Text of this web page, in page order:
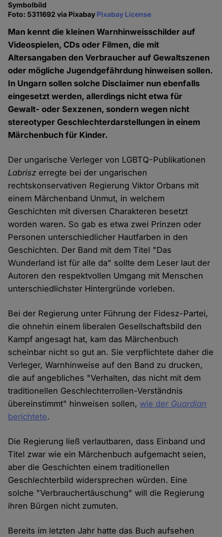
Symbolbild
Foto: 5311692 via Pixabay Pixabay License
Man kennt die kleinen Warnhinweisschilder auf
Videospielen, CDs oder Filmen, die mit
Altersangaben den Verbraucher auf Gewaltszenen
oder mögliche Jugendgefährdung hinweisen sollen.
In Ungarn sollen solche Disclaimer nun ebenfalls
eingesetzt werden, allerdings nicht etwa für
Gewalt- oder Sexzenen, sondern wegen nicht
stereotyper Geschlechterdarstellungen in einem
Märchenbuch für Kinder.
Der ungarische Verleger von LGBTQ-Publikationen
Labrisz erregte bei der ungarischen
rechtskonservativen Regierung Viktor Orbans mit
einem Märchenband Unmut, in welchem
Geschichten mit diversen Charakteren besetzt
worden waren. So gab es etwa zwei Prinzen oder
Personen unterschiedlicher Hautfarben in den
Geschichten. Der Band mit dem Titel "Das
Wunderland ist für alle da" sollte dem Leser laut der
Autoren den respektvollen Umgang mit Menschen
unterschiedlichster Hintergründe vorleben.
Bei der Regierung unter Führung der Fidesz-Partei,
die ohnehin einem liberalen Gesellschaftsbild den
Kampf angesagt hat, kam das Märchenbuch
scheinbar nicht so gut an. Sie verpflichtete daher die
Verleger, Warnhinweise auf den Band zu drucken,
die auf angebliches "Verhalten, das nicht mit dem
traditionellen Geschlechterrollen-Verständnis
übereinstimmt" hinweisen sollen, wie der Guardian
berichtete.
Die Regierung ließ verlautbaren, dass Einband und
Titel zwar wie ein Märchenbuch aufgemacht seien,
aber die Geschichten einem traditionellen
Geschlechterbild widersprechen würden. Eine
solche "Verbrauchertäuschung" will die Regierung
ihren Bürgen nicht zumuten.
Bereits im letzten Jahr hatte das Buch aufsehen